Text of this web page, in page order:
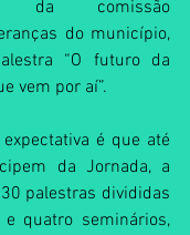
da comissão
do município,
“O futuro da
vem por aí”.
é que até
da Jornada, a
palestras divididas
quatro seminários,